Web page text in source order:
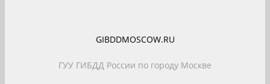
GIBDDMOSCOW.RU
ГУУ ГИБДД России по городу Москве